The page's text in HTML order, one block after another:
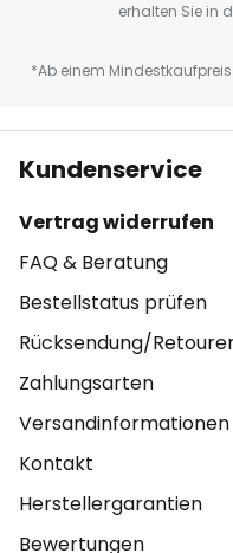
erhalten Sie in
*Ab einem
Kundenservice
Vertrag widerrufen
FAQ & Beratung
Bestellstatus prüfen
Rücksendung/
Zahlungsarten
Versandinformationen
Kontakt
Herstellergarantien
Bewertungen